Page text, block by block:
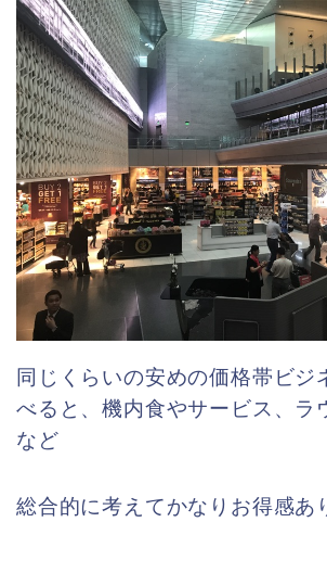
同じくらいの安めの価格帯ビジ
べると、機内食やサービス、ラ
など
総合的に考えてかなりお得感あ